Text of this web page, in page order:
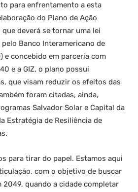
para enfrentamento a esta
do Plano de Ação
que deverá se tornar uma lei
Banco Interamericano de
e concebido em parceria com
e a GIZ, o plano possui
que visam reduzir os efeitos das
foram citadas, ainda,
Salvador Solar e Capital da
Estratégia de Resiliência de
para tirar do papel. Estamos aqui
com o objetivo de buscar
2049, quando a cidade completar